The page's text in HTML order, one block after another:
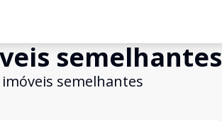
semelhantes
semelhantes